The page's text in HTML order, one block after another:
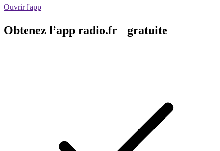
Ouvrir l'app
Obtenez l’app radio.fr gratuite